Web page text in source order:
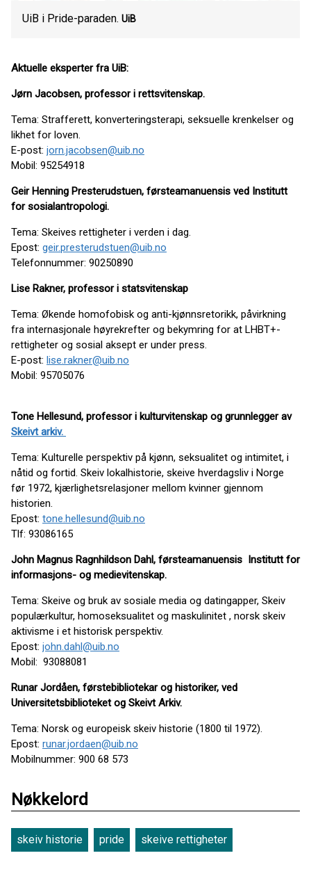
UiB i Pride-paraden. UiB
Aktuelle eksperter fra UiB:
Jørn Jacobsen, professor i rettsvitenskap.
Tema: Strafferett, konverteringsterapi, seksuelle krenkelser og
likhet for loven.
E-post: jorn.jacobsen@uib.no
Mobil: 95254918
Geir Henning Presterudstuen, førsteamanuensis ved Institutt
for sosialantropologi.
Tema: Skeives rettigheter i verden i dag.
Epost: geir.presterudstuen@uib.no
Telefonnummer: 90250890
Lise Rakner, professor i statsvitenskap
Tema: Økende homofobisk og anti-kjønnsretorikk, påvirkning
fra internasjonale høyrekrefter og bekymring for at LHBT+-
rettigheter og sosial aksept er under press.
E-post: lise.rakner@uib.no
Mobil: 95705076
Tone Hellesund, professor i kulturvitenskap og grunnlegger av
Skeivt arkiv.
Tema: Kulturelle perspektiv på kjønn, seksualitet og intimitet, i
nåtid og fortid. Skeiv lokalhistorie, skeive hverdagsliv i Norge
før 1972, kjærlighetsrelasjoner mellom kvinner gjennom
historien.
Epost: tone.hellesund@uib.no
Tlf: 93086165
John Magnus Ragnhildson Dahl, førsteamanuensis Institutt for
informasjons- og medievitenskap.
Tema: Skeive og bruk av sosiale media og datingapper, Skeiv
populærkultur, homoseksualitet og maskulinitet , norsk skeiv
aktivisme i et historisk perspektiv.
Epost: john.dahl@uib.no
Mobil: 93088081
Runar Jordåen, førstebibliotekar og historiker, ved
Universitetsbiblioteket og Skeivt Arkiv.
Tema: Norsk og europeisk skeiv historie (1800 til 1972).
Epost: runar.jordaen@uib.no
Mobilnummer: 900 68 573
Nøkkelord
skeiv historie pride skeive rettigheter